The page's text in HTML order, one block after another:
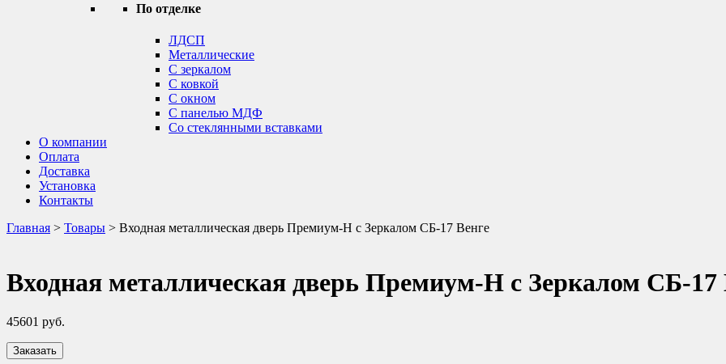
По отделке
ЛДСП
Металлические
С зеркалом
С ковкой
С окном
С панелью МДФ
Со стеклянными вставками
О компании
Оплата
Доставка
Установка
Контакты
Главная > Товары > Входная металлическая дверь Премиум-Н с Зеркалом СБ-17 Венге
Входная металлическая дверь Премиум-Н с Зеркалом СБ-17
45601 руб.
Заказать